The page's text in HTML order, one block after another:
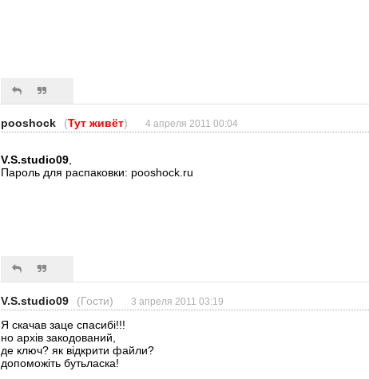
pooshock (Тут живёт) 4 апреля 2011 00:04
V.S.studio09,
Пароль для распаковки: pooshock.ru
V.S.studio09 (Гости) 3 апреля 2011 03:19
Я скачав заце спасибі!!!
но архів закодований,
де ключ? як відкрити файли?
допоможіть бутьласка!